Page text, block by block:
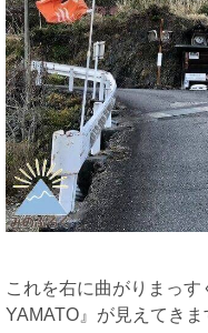
これを右に曲がりまっ
YAMATO』が見えてきま